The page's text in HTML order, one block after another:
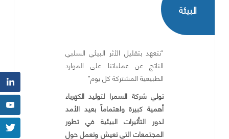
البيئة
"نتعهد بتقليل الأثر البيئي السلبي
الناتج عن عملياتنا على الموارد
الطبيعية المشتركة كل يوم"
تولي شركة السمرا لتوليد الكهرباء
أهمية كبيرة واهتماماً بعيد الأمد
لدور التأثيرات البيئية في تطور
المجتمعات التي تعيش وتعمل حول